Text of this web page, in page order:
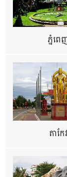
ភ្នំពេ
តាកែវ